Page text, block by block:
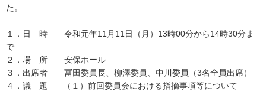
た。
１．日 時 令和元年11月11日（月）13時00分から14時30分ま
で
２．場 所 安保ホール
３．出席者 冨田委員長、柳澤委員、中川委員（3名全員出席）
４．議 題 （１）前回委員会における指摘事項等について